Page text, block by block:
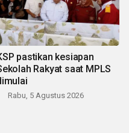
pastikan kesiapan
Rakyat saat MPLS
Rabu, 5 Agustus 2026